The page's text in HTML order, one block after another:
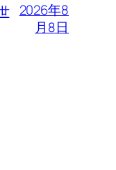
2026年8
月8日